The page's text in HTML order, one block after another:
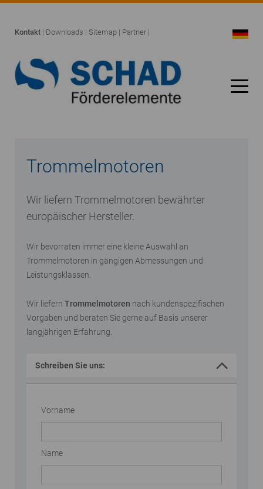
Kontakt | Downloads | Sitemap | Partner |
Trommelmotoren
Wir liefern Trommelmotoren bewährter
europäischer Hersteller.
Wir bevorraten immer eine kleine Auswahl an
Trommelmotoren in gängigen Abmessungen und
Leistungsklassen.
Wir liefern Trommelmotoren nach kundenspezifischen
Vorgaben und beraten Sie gerne auf Basis unserer
langjährigen Erfahrung.
Schreiben Sie uns:
Vorname
Name